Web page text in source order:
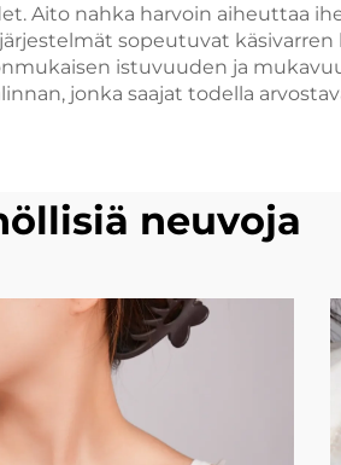
Aito nahka harvoin aiheuttaa
sopeutuvat
istuvuuden ja
jonka saajat todella
neuvoja